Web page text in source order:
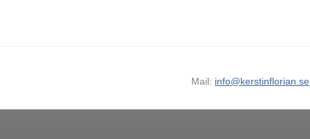
Mail: info@kerstinflorian.se